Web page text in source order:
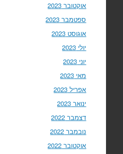
אוקטובר 2023
ספטמבר 2023
אוגוסט 2023
יולי 2023
יוני 2023
מאי 2023
אפריל 2023
ינואר 2023
דצמבר 2022
נובמבר 2022
אוקטובר 2022